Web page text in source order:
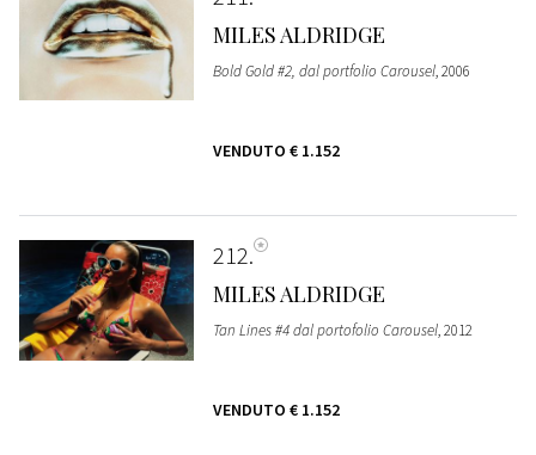
MILES ALDRIDGE
Bold Gold #2, dal portfolio Carousel, 2006
VENDUTO € 1.152
212
MILES ALDRIDGE
Tan Lines #4 dal portofolio Carousel, 2012
VENDUTO € 1.152